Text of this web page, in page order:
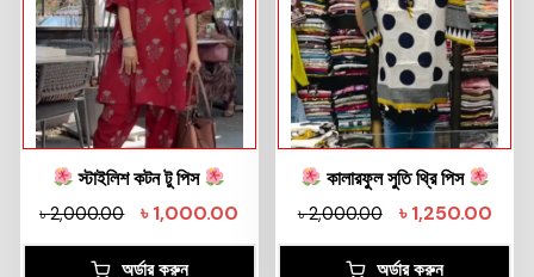
স্টাইলিশ কটন টু পিস
৳2,000.00 ৳1,000.00
অর্ডার করুন
কালারফুল সুতি থ্রি পিস
৳2,000.00 ৳1,250.00
অর্ডার করুন